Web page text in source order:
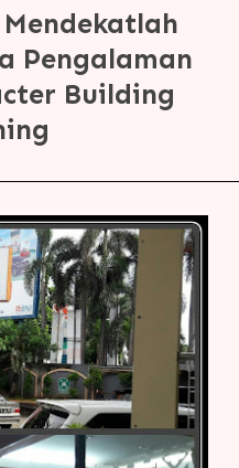
Pengalaman
Building